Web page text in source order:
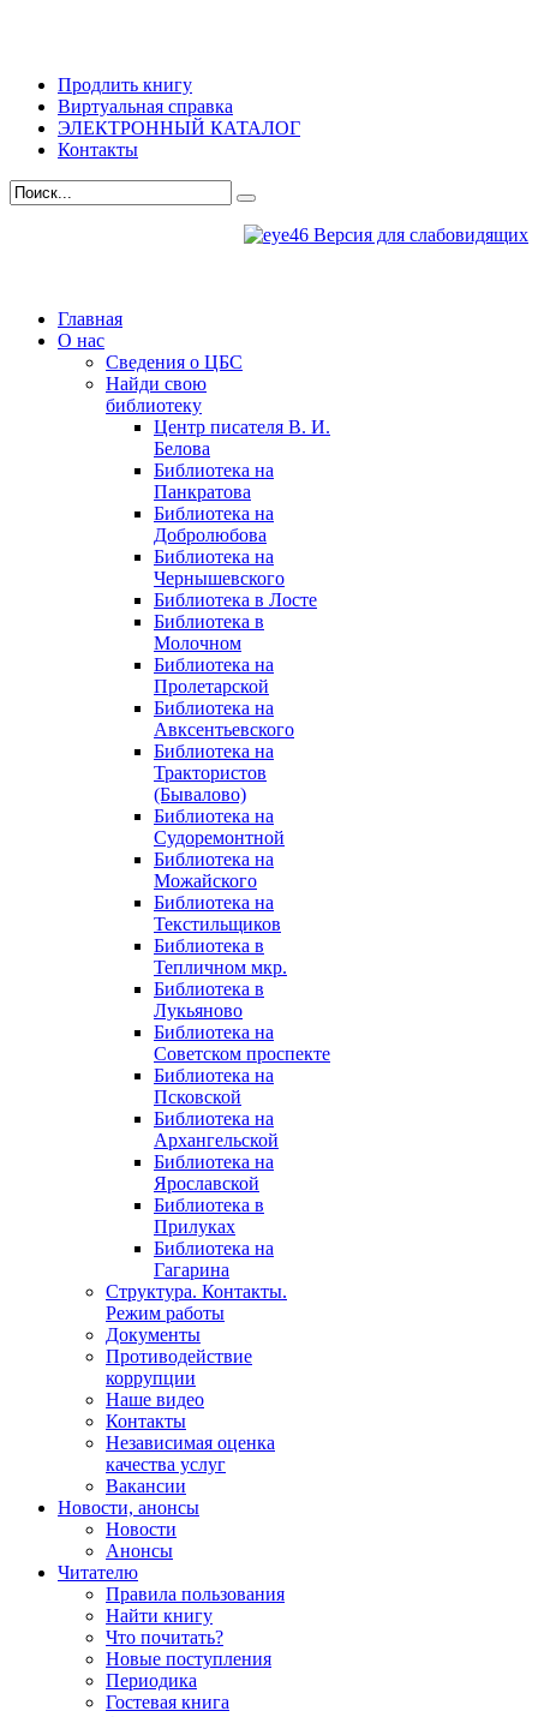
Продлить книгу
Виртуальная справка
ЭЛЕКТРОННЫЙ КАТАЛОГ
Контакты
Версия для слабовидящих
Главная
О нас
Сведения о ЦБС
Найди свою
библиотеку
Центр писателя В. И.
Белова
Библиотека на
Панкратова
Библиотека на
Добролюбова
Библиотека на
Чернышевского
Библиотека в Лосте
Библиотека в
Молочном
Библиотека на
Пролетарской
Библиотека на
Авксентьевского
Библиотека на
Трактористов
(Бывалово)
Библиотека на
Судоремонтной
Библиотека на
Можайского
Библиотека на
Текстильщиков
Библиотека в
Тепличном мкр.
Библиотека в
Лукьяново
Библиотека на
Советском проспекте
Библиотека на
Псковской
Библиотека на
Архангельской
Библиотека на
Ярославской
Библиотека в
Прилуках
Библиотека на
Гагарина
Структура. Контакты.
Режим работы
Документы
Противодействие
коррупции
Наше видео
Контакты
Независимая оценка
качества услуг
Вакансии
Новости, анонсы
Новости
Анонсы
Читателю
Правила пользования
Найти книгу
Что почитать?
Новые поступления
Периодика
Гостевая книга